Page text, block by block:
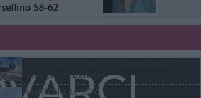
DOMENICA 2 AGOSTO
Beni confiscati alla mafia. Nasce il servizio
VENERDÌ 31 LUGLIO
stazione di Barletta
MARTEDÌ 4 AGOSTO